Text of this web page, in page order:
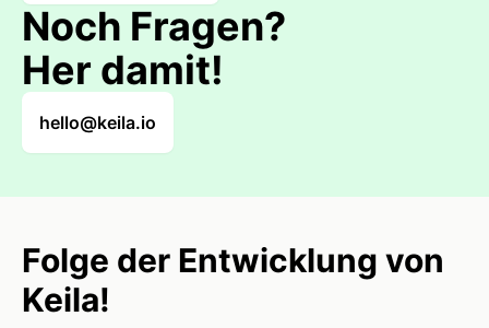
Noch Fragen?
Her damit!
hello@keila.io
Folge der Entwicklung von
Keila!